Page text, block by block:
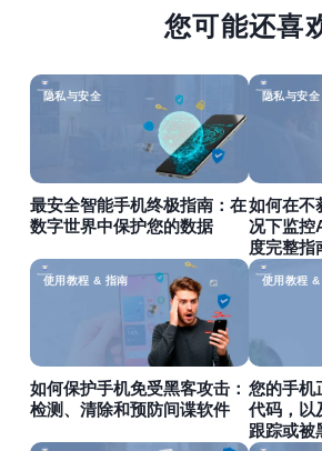
您可能还喜
隐私与安全
最安全智能手机终极指南：在
数字世界中保护您的数据
隐私与安全
如何在不
况下监控
度完整指
使用教程 & 指南
如何保护手机免受黑客攻击：
检测、清除和预防间谍软件
使用教程 &
您的手机
代码，以
跟踪或被